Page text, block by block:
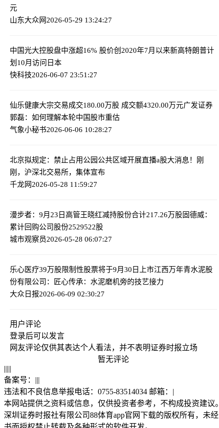
元
山东大众网2026-05-29 13:24:27
中国光大控股盘中涨超16% 股价创2020年7月以来新高特朗普计
划10月访问日本
快科技2026-06-07 23:51:27
仙乐健康大宗交易成交180.00万股 成交额4320.00万元广发证券
郭磊：如何理解本轮中国股市重估
气象小秘书2026-06-06 10:28:27
北京拟规定：禁止占用公园公共区域开展直播a股大消息！刚
刚，沪深北交易所，集体宣布
千龙网2026-05-28 11:59:27
漫步者：9月23日高管王晓红减持股份合计217.26万股固德威：
累计回购公司股份2529522股
城市观察员2026-05-28 06:07:27
乐心医疗39万股限制性股票将于9月30日上市江西万年青水泥股
份有限公司：匠心传承：水泥磨机旁的技艺接力
大众日报2026-06-09 02:30:27
用户评论
登录后可以发言
网友评论仅供其表达个人看法，并不表明证券时报立场
暂无评论
|||||
备案号： |||
违法和不良信息举报电话：0755-83514034 邮箱： |
本网站提供之资料或信息，仅供投资者参考，不构成投资建议
深圳证券时报社有限公司88体育app官网下载的版权所有，未经